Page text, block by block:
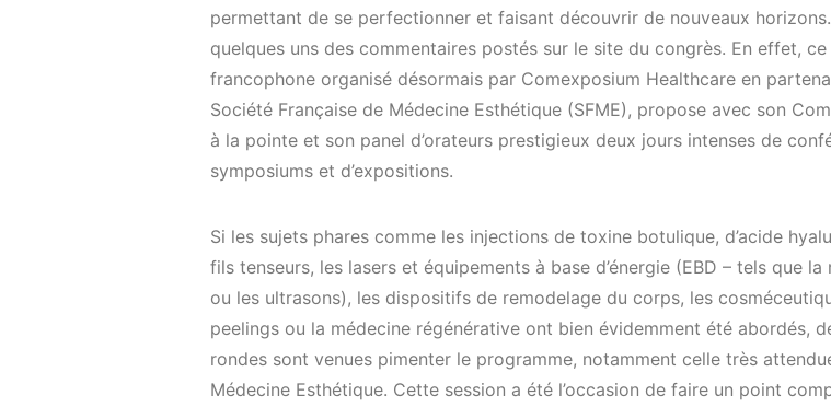
permettant de se perfectionner et faisant découvrir de nouveaux
quelques uns des commentaires postés sur le site du congrès. En effet,
francophone organisé désormais par Comexposium Healthcare en
Société Française de Médecine Esthétique (SFME), propose avec son
à la pointe et son panel d’orateurs prestigieux deux jours intenses de
symposiums et d’expositions.
Si les sujets phares comme les injections de toxine botulique, d’acide
fils tenseurs, les lasers et équipements à base d’énergie (EBD – tels que
ou les ultrasons), les dispositifs de remodelage du corps, les
peelings ou la médecine régénérative ont bien évidemment été abordés,
rondes sont venues pimenter le programme, notamment celle très
Médecine Esthétique. Cette session a été l’occasion de faire un point